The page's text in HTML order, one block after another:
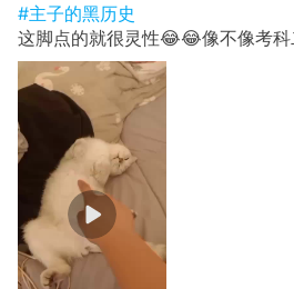
#主子的黑历史
这脚点的就很灵性😂😂像不像考科